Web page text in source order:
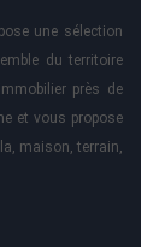
une sélection
du territoire
près de
et vous propose
maison, terrain,